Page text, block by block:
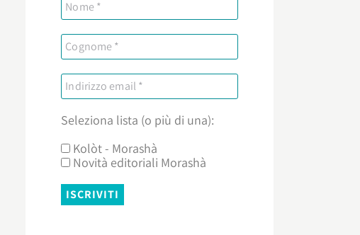
Seleziona lista (o più di una):
Kolòt - Morashà
Novità editoriali Morashà